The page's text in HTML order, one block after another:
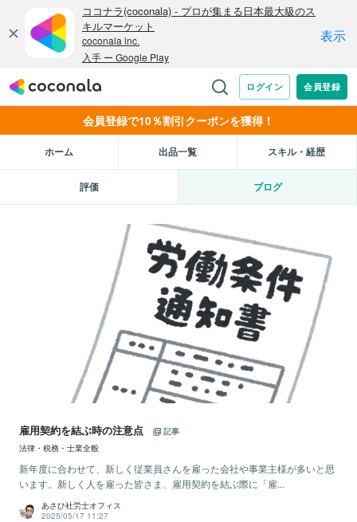
会員登録で10％割引クーポンを獲得！
ホーム 出品一覧 スキル・経歴
評価 ブログ
雇用契約を結ぶ時の注意点
記事
法律・税務・士業全般
新年度に合わせて、新しく従業員さんを雇った会社や事業主様が多いと思
います。新しく人を雇った皆さま、雇用契約を結ぶ際に「雇...
あさひ社労士オフィス
2025/05/17 11:27